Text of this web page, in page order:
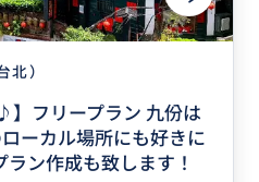
北）
】フリープラン 九份は
ーカル場所にも好きに
ン作成も致します！